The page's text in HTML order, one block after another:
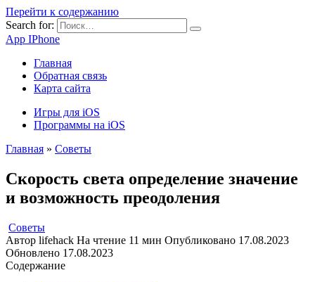
Перейти к содержанию
Search for:
App IPhone
Главная
Обратная связь
Карта сайта
Игры для iOS
Программы на iOS
Главная » Советы
Скорость света определение значение
и возможность преодоления
Советы
Автор lifehack На чтение 11 мин Опубликовано 17.08.2023
Обновлено 17.08.2023
Содержание